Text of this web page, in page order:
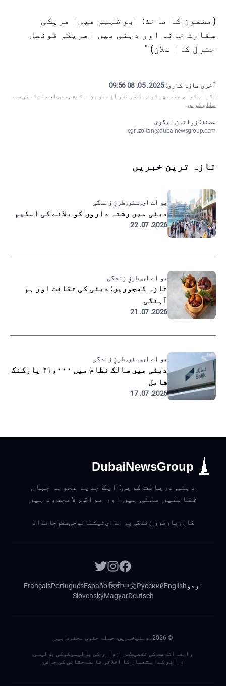
(مضمون کا ماخذ: ابو ظہبی میں امریکی
سفارت خانہ اور دبئی میں امریکی قونصل
جنرل کا اعلان) "
آخری تازہ کاری:2025. 05. 08 09:56
اگر آپ کو اس صفحے پر کوئی غلطی نظر آئے تو براہ کرم ہمیں ای میل کے ذریعے
مطلع کریں ۔
مصنف: زولتان ایگری
egri.zoltan@dubainewsgroup.com
تازہ ترین خبریں
یو اے ای, سفر, طرزِ زندگی
دبئی میں رشتہ داروں کو بلانے کی اسکیم
2026. 07. 22
یو اے ای, طرزِ زندگی
تازہ کھجوریں: دبئی کی ثقافت اور ہم
آہنگی
2026. 07. 21
یو اے ای, سفر, طرزِ زندگی
دبئی میں سالک نظام میں ۲۱،۰۰۰ پارکنگ
شامل
2026. 07. 17
DubaiNewsGroup
دبئی دریافت کریں: ایک جدید عجوبہ جہاں
ثقافتیں ملتی ہیں اور مواقع لامحدود ہیں
کاروبار طرزِ زندگی یو اے ایٹیکنالوجیسفر جائداد
اردو English
Русский
中文
हिंदी
Español
Português
Français
Deutsch
Magyar
Slovenský
©
2026 .دبئیخبریں. جملہ حقوق محفوظ ہیں
رابطہ اشاعت کی تفصیلاترازداری کی پالیسیکوکی پالیسی
ذرائع کے استعمال کا اخلاقی ضابطہ حقائق کی جانچ